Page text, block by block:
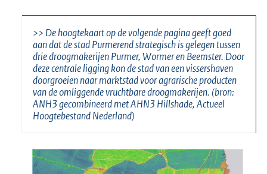
>> De hoogtekaart op de volgende pagina geeft goed
aan dat de stad Purmerend strategisch is gelegen tussen
drie droogmakerijen Purmer, Wormer en Beemster. Door
deze centrale ligging kon de stad van een vissershaven
doorgroeien naar marktstad voor agrarische producten
van de omliggende vruchtbare droogmakerijen. (bron:
ANH3 gecombineerd met AHN3 Hillshade, Actueel
Hoogtebestand Nederland)